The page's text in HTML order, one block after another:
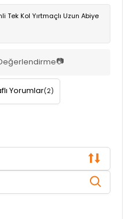
Tek Kol Yırtmaçlı Uzun Abiye
📷
Yorumlar(2)